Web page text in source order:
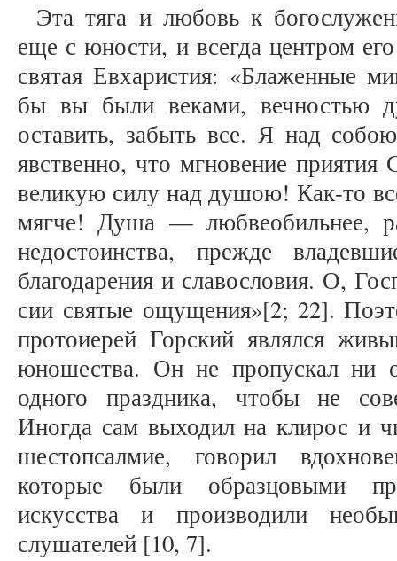
Эта тяга и любовь к
еще с юности, и всегда центром
святая Евхаристия: «Блаженные
бы вы были веками, вечностью
оставить, забыть все. Я над
явственно, что мгновение
великую силу над душою! Как-то
мягче! Душа — любвеобильнее,
недостоинства, прежде
благодарения и славословия. О,
сии святые ощущения»[2; 22].
протоиерей Горский являлся
юношества. Он не пропускал ни
одного праздника, чтобы не
Иногда сам выходил на клирос и
шестопсалмие, говорил
которые были образцовыми
искусства и производили
слушателей [10, 7].